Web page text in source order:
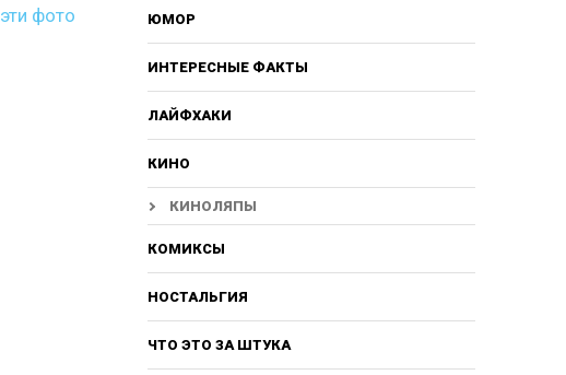
эти фото
ЮМОР
ИНТЕРЕСНЫЕ ФАКТЫ
ЛАЙФХАКИ
КИНО
КИНОЛЯПЫ
КОМИКСЫ
НОСТАЛЬГИЯ
ЧТО ЭТО ЗА ШТУКА